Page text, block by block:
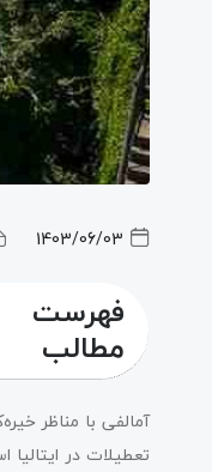
1403/06/03
فهرست
مطالب
ماه می و
آمالفی با مناظر
تعطیلات در